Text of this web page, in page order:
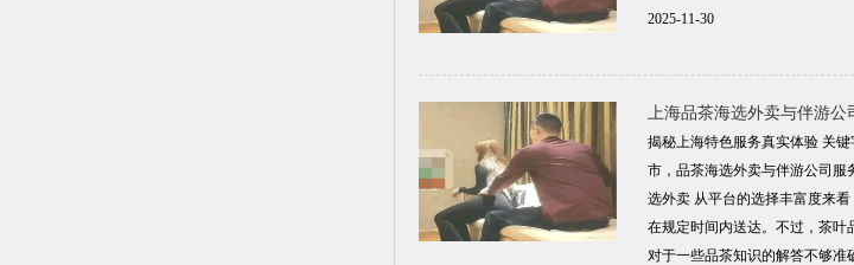
2025-11-30
上海品茶海选外卖与伴游公
揭秘上海特色服务真实体验 关
市，品茶海选外卖与伴游公司服
选外卖 从平台的选择丰富度来
在规定时间内送达。不过，茶叶
对于一些品茶知识的解答不够准